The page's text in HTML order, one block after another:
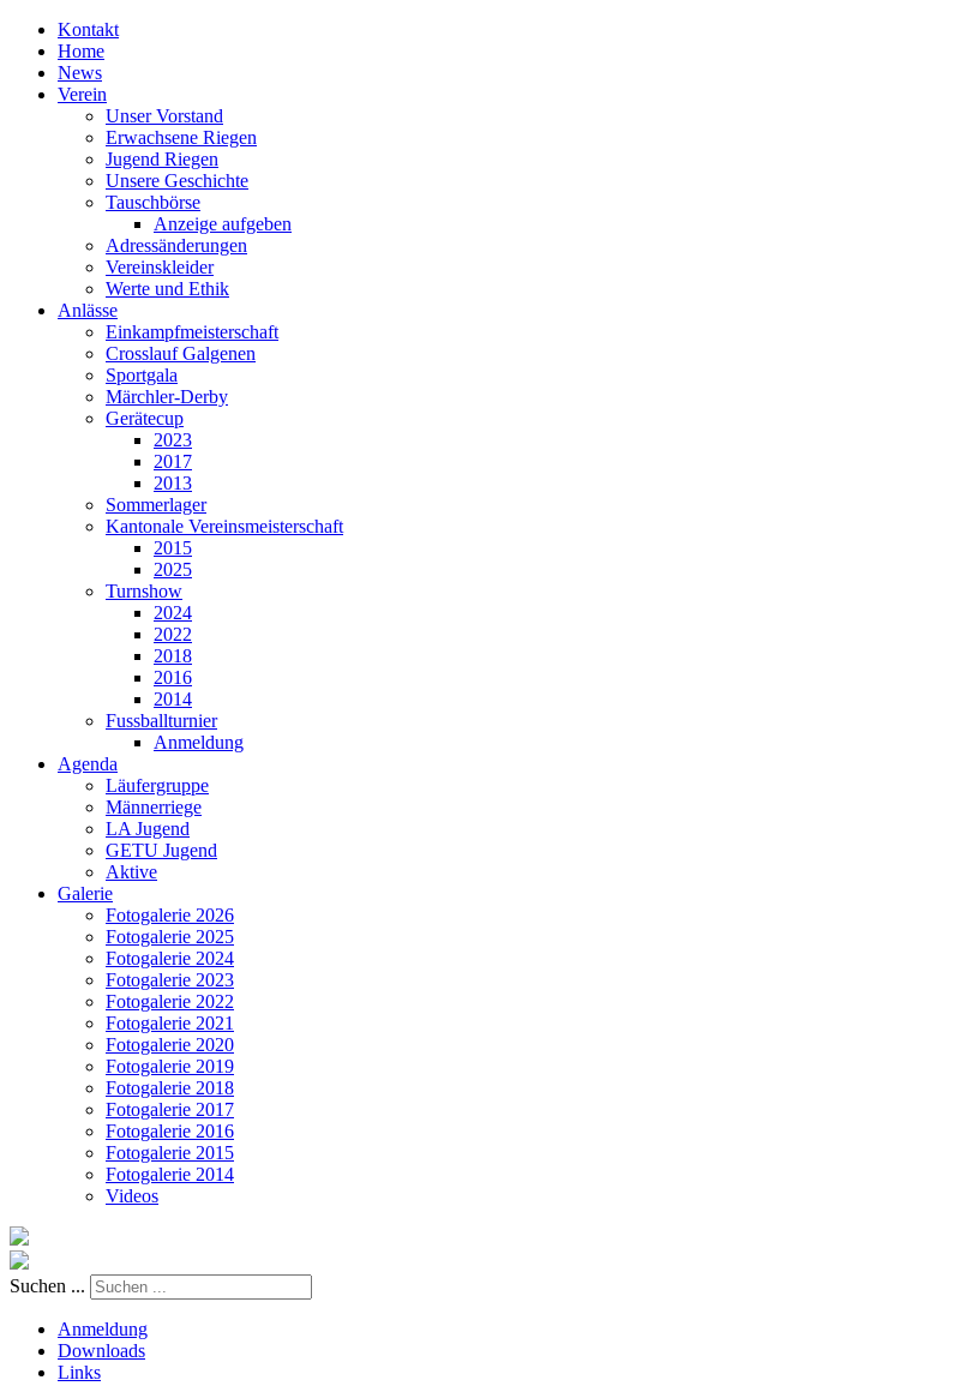
Kontakt
Home
News
Verein
Unser Vorstand
Erwachsene Riegen
Jugend Riegen
Unsere Geschichte
Tauschbörse
Anzeige aufgeben
Adressänderungen
Vereinskleider
Werte und Ethik
Anlässe
Einkampfmeisterschaft
Crosslauf Galgenen
Sportgala
Märchler-Derby
Gerätecup
2023
2017
2013
Sommerlager
Kantonale Vereinsmeisterschaft
2015
2025
Turnshow
2024
2022
2018
2016
2014
Fussballturnier
Anmeldung
Agenda
Läufergruppe
Männerriege
LA Jugend
GETU Jugend
Aktive
Galerie
Fotogalerie 2026
Fotogalerie 2025
Fotogalerie 2024
Fotogalerie 2023
Fotogalerie 2022
Fotogalerie 2021
Fotogalerie 2020
Fotogalerie 2019
Fotogalerie 2018
Fotogalerie 2017
Fotogalerie 2016
Fotogalerie 2015
Fotogalerie 2014
Videos
Suchen ...
Anmeldung
Downloads
Links